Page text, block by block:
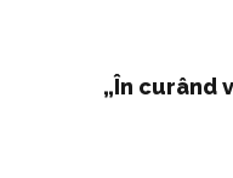
„În curând